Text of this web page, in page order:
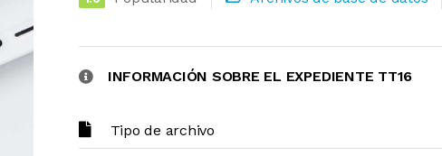
INFORMACIÓN SOBRE EL EXPEDIENTE TT16
Tipo de archivo